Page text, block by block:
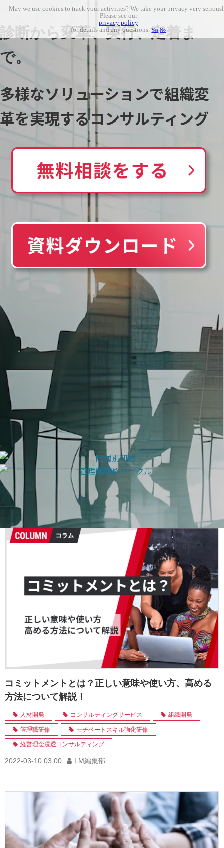
診断から変革、実行、定着ま
で。
多様なソリューションで組織変
革を実現するコンサルティング
コミットメントとは？正しい意味や使い方、高める
方法について解説！
人材開発 コンサルティングサービス 組織開発
管理職研修 モチベートスキル強化研修
経営理念浸透コンサルティング
2022-03-10 03:00 LM編集部
May we use cookies to track your activities? We take your privacy very
Please see our
privacy policy
for details and any questions.Yes No